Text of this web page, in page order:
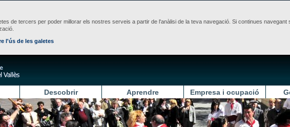
de tercers per poder millorar els nostres serveis a partir de l'anàlisi de la teva navegació. Si continues
l'ús de les galetes
Descobrir Aprendre Empresa i ocupació